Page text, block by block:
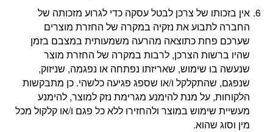
אין בזכותו של צרכן לבטל עסקה כדי לגרוע מזכותה של
החברה לתבוע את נזקיה במקרה של החזרת מוצרים
שערכם פחת כתוצאה מהרעה משמעותית במצבם בזמן
שהיו ברשות הצרכן, לרבות במקרה של החזרת מוצר
שנעשה בו שימוש, שאריזתו נפתחה או נפגמה, שניזוק,
שנפגם, שהתקלקל ו/או שספג פגיעה כלשהי. כן מתבקשות
הלקוחות, על מנת להימנע מגרימת נזק למוצר, להימנע
מעשיית שימוש במוצר ולהחזירו ללא כל פגם ו/או קלקול מכל
מין וסוג שהוא.